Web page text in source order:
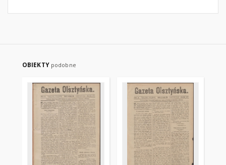
OBIEKTY podobne